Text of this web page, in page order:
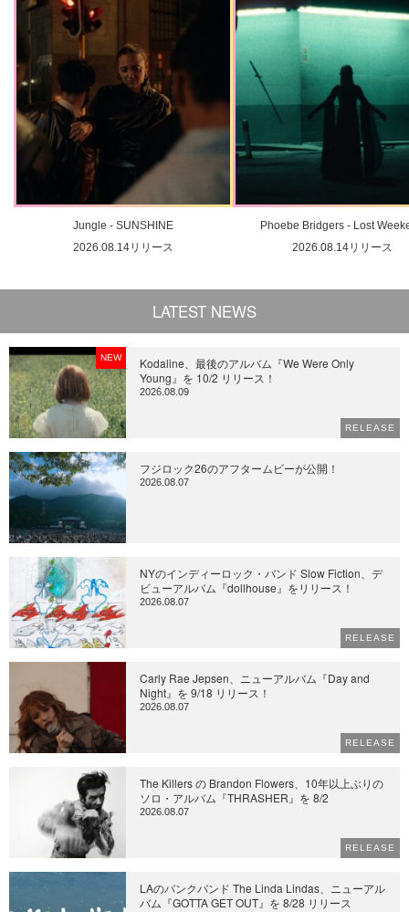
Jungle - SUNSHINE
2026.08.14リリース
Phoebe Bridgers - Lost
2026.08.14リリース
LATEST NEWS
NEW
Kodaline、最後のアルバム『We Were Only
Young』を 10/2 リリース！
2026.08.09
RELEASE
フジロック26のアフタームビーが公開！
2026.08.07
NYのインディーロック・バンド Slow Fiction、デ
ビューアルバム『dollhouse』をリリース！
2026.08.07
RELEASE
Carly Rae Jepsen、ニューアルバム『Day and
Night』を 9/18 リリース！
2026.08.07
RELEASE
The Killers の Brandon Flowers、10年以上ぶりの
ソロ・アルバム『THRASHER』を 8/2
2026.08.07
RELEASE
LAのパンクバンド The Linda Lindas、ニューアル
バム『GOTTA GET OUT』を 8/28 リリース